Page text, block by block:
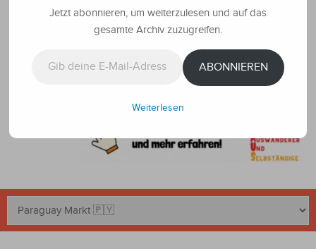
Jetzt abonnieren, um weiterzulesen und auf das
gesamte Archiv zuzugreifen.
ABONNIEREN
Weiterlesen